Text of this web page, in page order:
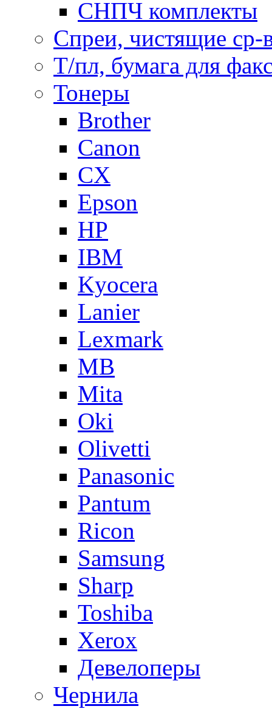
СНПЧ комплекты
Спреи, чистящие ср-
Т/пл, бумага для
Тонеры
Brother
Canon
CX
Epson
HP
IBM
Kyocera
Lanier
Lexmark
MB
Mita
Oki
Olivetti
Panasonic
Pantum
Ricon
Samsung
Sharp
Toshiba
Xerox
Девелоперы
Чернила